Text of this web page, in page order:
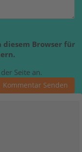
diesem Browser für
Seite an.